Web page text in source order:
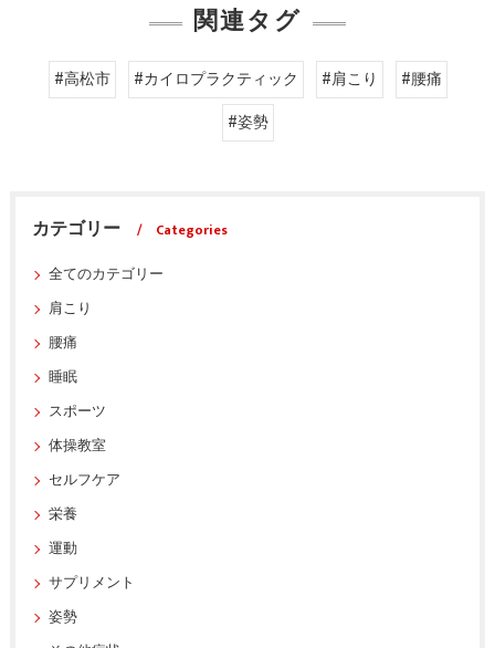
関連タグ
#高松市 #カイロプラクティック #肩こり
#腰痛
#姿勢
カテゴリー
Categories
全てのカテゴリー
肩こり
腰痛
睡眠
スポーツ
体操教室
セルフケア
栄養
運動
サプリメント
姿勢